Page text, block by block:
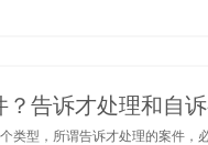
告诉才处理和自
类型，所谓告诉才处理的案件